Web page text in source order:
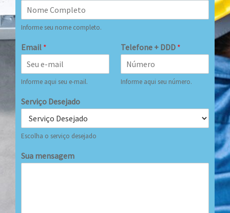
Informe seu nome completo.
Email *
Informe aqui seu e-mail.
Telefone + DDD *
Informe aqui seu número.
Serviço Desejado
Escolha o serviço desejado
Sua mensagem